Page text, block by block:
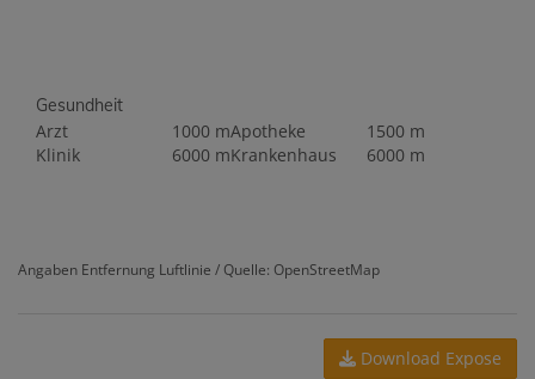
Gesundheit
Arzt 1000 mApotheke
1500 m
Klinik
6000 mKrankenhaus 6000 m
Angaben Entfernung Luftlinie / Quelle: OpenStreetMap
Download Expose